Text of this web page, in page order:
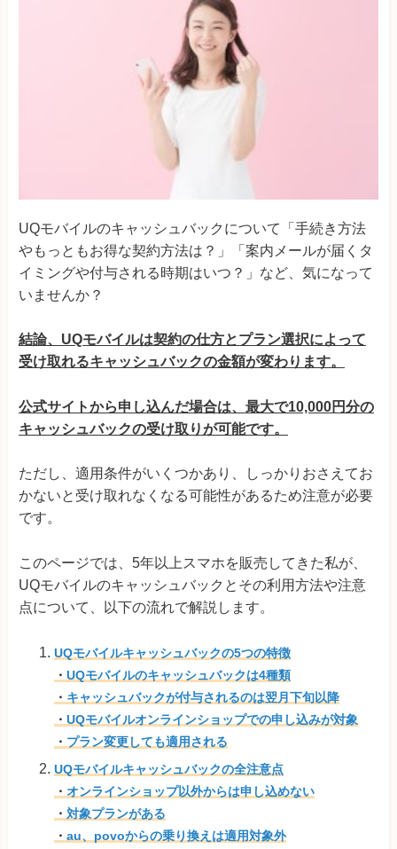
UQモバイルのキャッシュバックについて「手続き方法
やもっともお得な契約方法は？」「案内メールが届くタ
イミングや付与される時期はいつ？」など、気になって
いませんか？
結論、UQモバイルは契約の仕方とプラン選択によって
受け取れるキャッシュバックの金額が変わります。
公式サイトから申し込んだ場合は、最大で10,000円分の
キャッシュバックの受け取りが可能です。
ただし、適用条件がいくつかあり、しっかりおさえてお
かないと受け取れなくなる可能性があるため注意が必要
です。
このページでは、5年以上スマホを販売してきた私が、
UQモバイルのキャッシュバックとその利用方法や注意
点について、以下の流れで解説します。
UQモバイルキャッシュバックの5つの特徴
・ UQモバイルのキャッシュバックは4種類
・ キャッシュバックが付与されるのは翌月下旬以降
・ UQモバイルオンラインショップでの申し込みが対象
・ プラン変更しても適用される
UQモバイルキャッシュバックの全注意点
・ オンラインショップ以外からは申し込めない
・ 対象プランがある
・ au、povoからの乗り換えは適用対象外